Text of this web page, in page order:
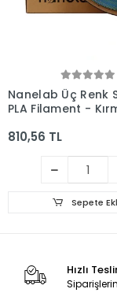
Nanelab Üç Renk
PLA Filament -
1Kg
810,56 TL
Sepete
Hızlı